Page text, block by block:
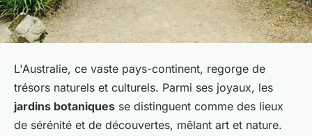
L'Australie, ce vaste pays-continent, regorge de
trésors naturels et culturels. Parmi ses joyaux, les
jardins botaniques se distinguent comme des lieux
de sérénité et de découvertes, mêlant art et nature.